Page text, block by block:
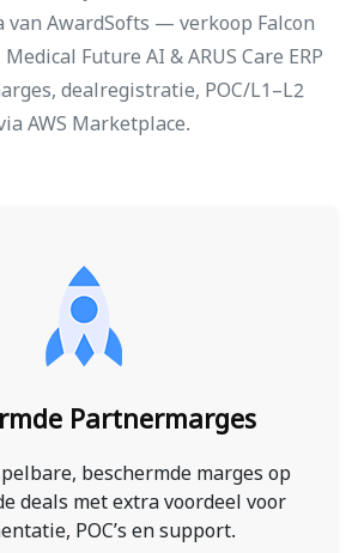
AwardSofts — verkoop Falcon
Future AI & ARUS Care ERP
dealregistratie, POC/L1–L2
AWS Marketplace.
Partner­marges
beschermde marges op
deals met extra voordeel voor
POC’s en support.